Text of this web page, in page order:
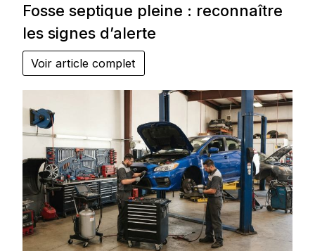
Fosse septique pleine : reconnaître
les signes d’alerte
Voir article complet